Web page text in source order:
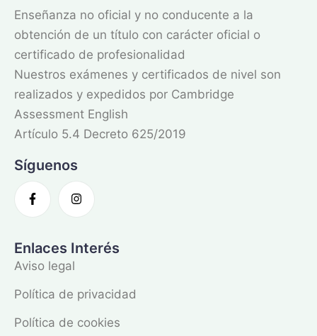
Enseñanza no oficial y no conducente a la
obtención de un título con carácter oficial o
certificado de profesionalidad
Nuestros exámenes y certificados de nivel son
realizados y expedidos por Cambridge
Assessment English
Artículo 5.4 Decreto 625/2019
Síguenos
Enlaces Interés
Aviso legal
Política de privacidad
Política de cookies